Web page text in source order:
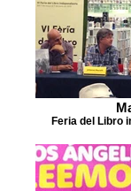
Feria del Libro